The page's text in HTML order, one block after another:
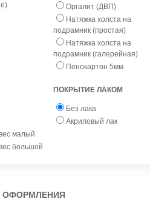
Оргалит (ДВП)
Натяжка холста на
подрамник (простая)
Натяжка холста на
подрамник (галерейная)
Пенокартон 5мм
малый
большой
ПОКРЫТИЕ ЛАКОМ
Без лака
Акриловый лак
ОФОРМЛЕНИЯ